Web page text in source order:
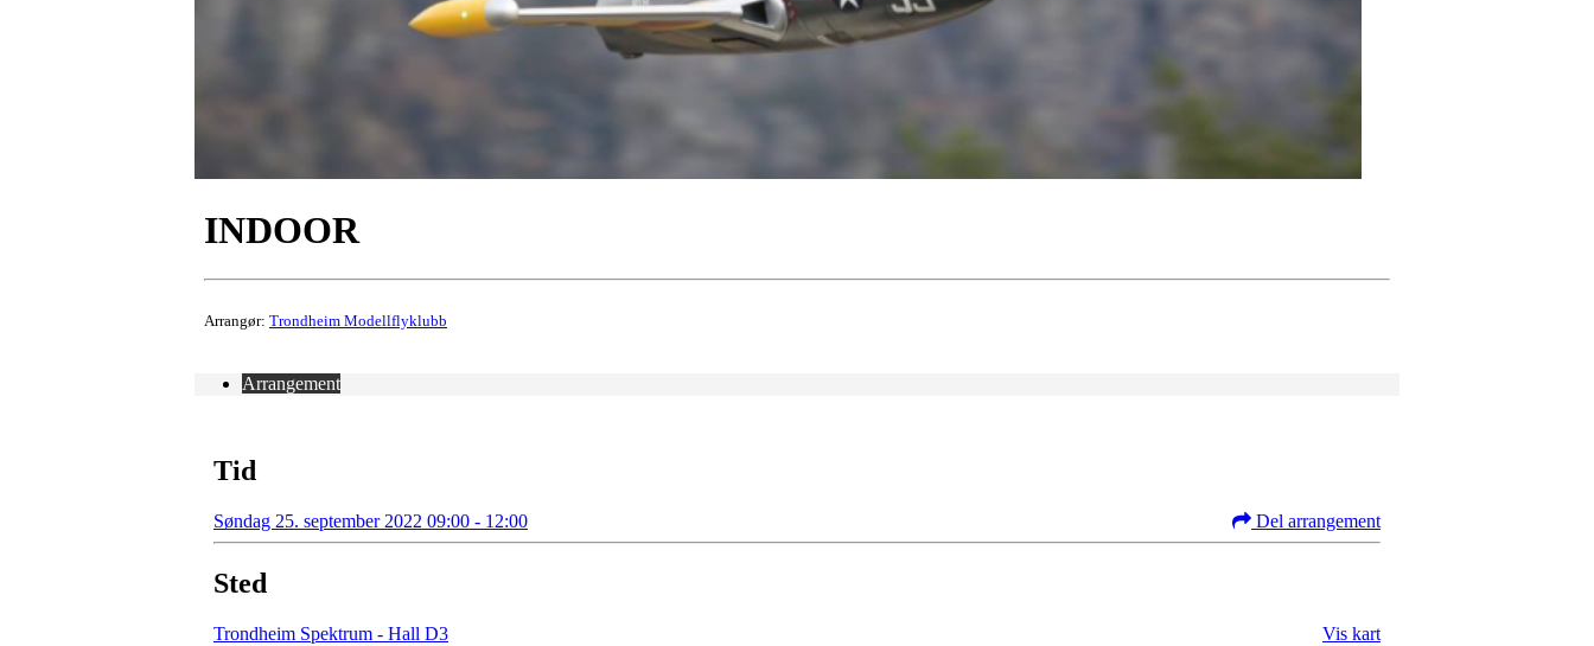
INDOOR
Arrangør: Trondheim Modellflyklubb
Arrangement
Tid
Søndag 25. september 2022 09:00 - 12:00 Del arrangement
Sted
Trondheim Spektrum - Hall D3 Vis kart